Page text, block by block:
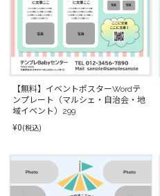
【無料】イベントポスターWordテ
ンプレート（マルシェ・自治会・地
域イベント）299
¥0(税込)